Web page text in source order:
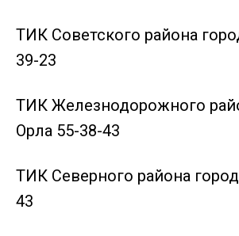
ТИК Советского района
39-23
ТИК Железнодорожного
Орла 55-38-43
ТИК Северного района
43